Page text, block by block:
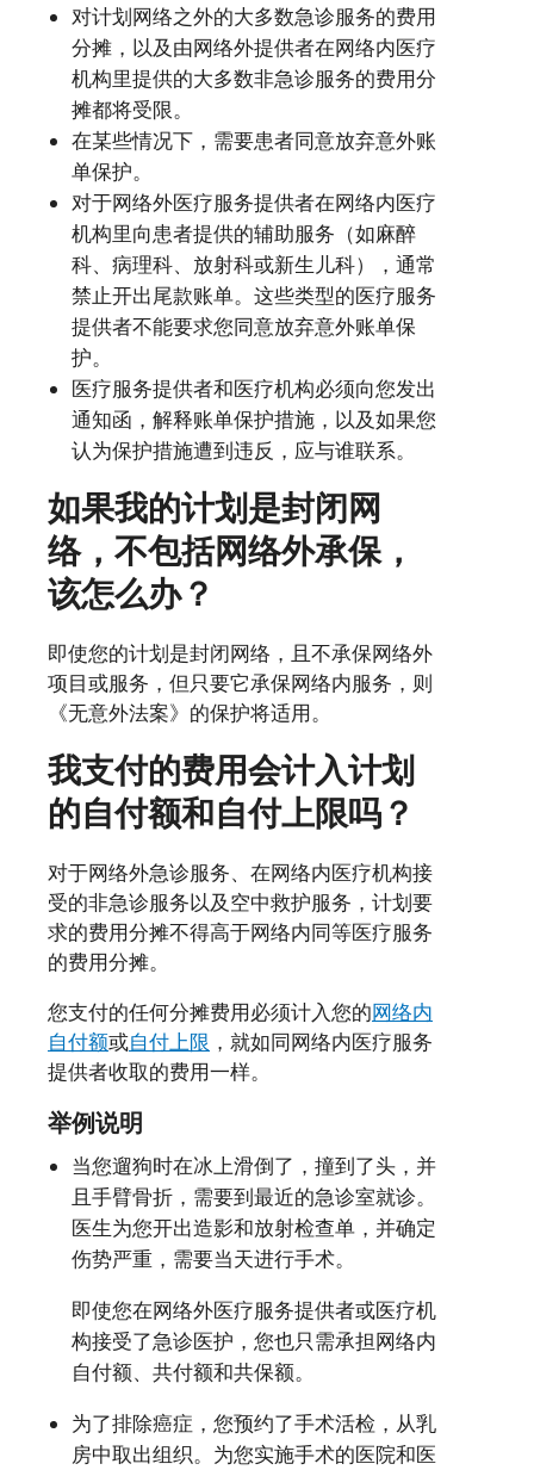
对计划网络之外的大多数急诊服务的费用
分摊，以及由网络外提供者在网络内医疗
机构里提供的大多数非急诊服务的费用分
摊都将受限。
在某些情况下，需要患者同意放弃意外账
单保护。
对于网络外医疗服务提供者在网络内医疗
机构里向患者提供的辅助服务（如麻醉
科、病理科、放射科或新生儿科），通常
禁止开出尾款账单。这些类型的医疗服务
提供者不能要求您同意放弃意外账单保
护。
医疗服务提供者和医疗机构必须向您发出
通知函，解释账单保护措施，以及如果您
认为保护措施遭到违反，应与谁联系。
如果我的计划是封闭网
络，不包括网络外承保，
该怎么办？
即使您的计划是封闭网络，且不承保网络外
项目或服务，但只要它承保网络内服务，则
《无意外法案》的保护将适用。
我支付的费用会计入计划
的自付额和自付上限吗？
对于网络外急诊服务、在网络内医疗机构接
受的非急诊服务以及空中救护服务，计划要
求的费用分摊不得高于网络内同等医疗服务
的费用分摊。
您支付的任何分摊费用必须计入您的网络内
自付额或自付上限 ，就如同网络内医疗服务
提供者收取的费用一样。
举例说明
当您遛狗时在冰上滑倒了，撞到了头，并
且手臂骨折，需要到最近的急诊室就诊。
医生为您开出造影和放射检查单，并确定
伤势严重，需要当天进行手术。
即使您在网络外医疗服务提供者或医疗机
构接受了急诊医护，您也只需承担网络内
自付额、共付额和共保额。
为了排除癌症，您预约了手术活检，从乳
房中取出组织。为您实施手术的医院和医